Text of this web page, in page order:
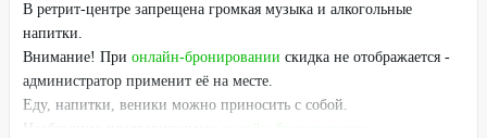
В ретрит-центре запрещена громкая музыка и алкогольные
напитки.
Внимание! При онлайн-бронировании скидка не отображается -
администратор применит её на месте.
Еду, напитки, веники можно приносить с собой.
Необходимо предварительное
онлайн-бронировании